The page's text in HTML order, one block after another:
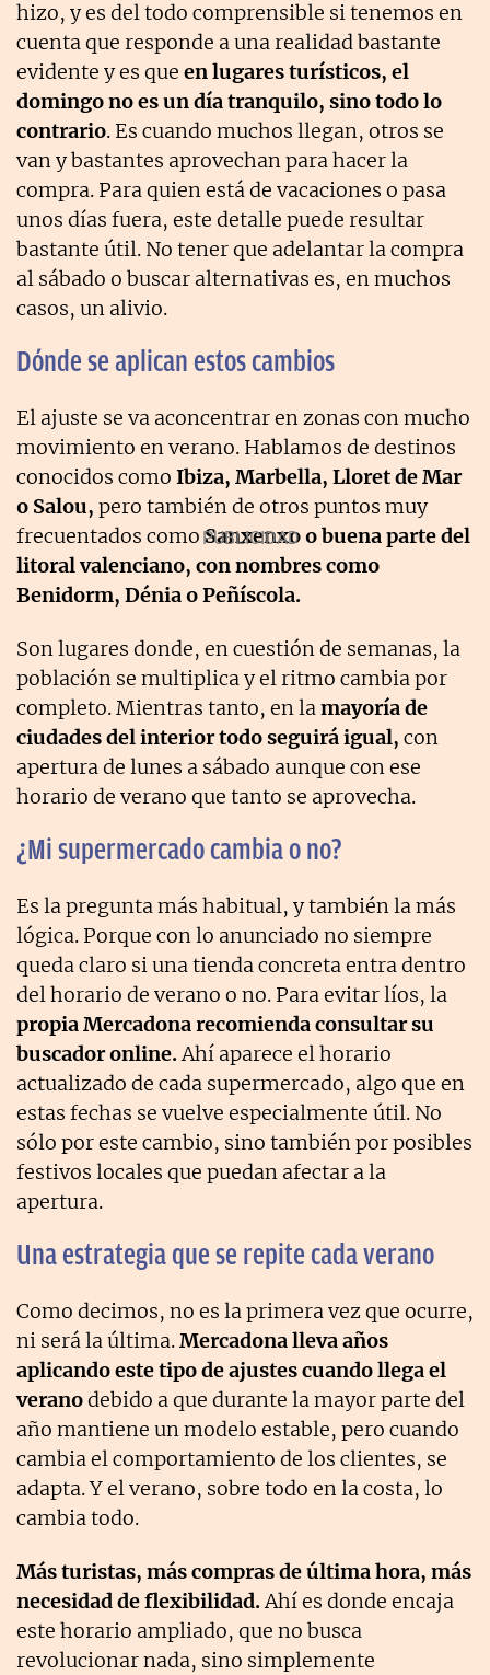
hizo, y es del todo comprensible si tenemos en
cuenta que responde a una realidad bastante
evidente y es que en lugares turísticos, el
domingo no es un día tranquilo, sino todo lo
contrario. Es cuando muchos llegan, otros se
van y bastantes aprovechan para hacer la
compra. Para quien está de vacaciones o pasa
unos días fuera, este detalle puede resultar
bastante útil. No tener que adelantar la compra
al sábado o buscar alternativas es, en muchos
casos, un alivio.
Dónde se aplican estos cambios
El ajuste se va aconcentrar en zonas con mucho
movimiento en verano. Hablamos de destinos
conocidos como Ibiza, Marbella, Lloret de Mar
o Salou, pero también de otros puntos muy
frecuentados comoSanxenxo o buena parte del
litoral valenciano, con nombres como
Benidorm, Dénia o Peñíscola.
Son lugares donde, en cuestión de semanas, la
población se multiplica y el ritmo cambia por
completo. Mientras tanto, en lamayoría de
ciudades del interior todo seguirá igual, con
apertura de lunes a sábado aunque con ese
horario de verano que tanto se aprovecha.
¿Mi supermercado cambia o no?
Es la pregunta más habitual, y también la más
lógica. Porque con lo anunciado no siempre
queda claro si una tienda concreta entra dentro
del horario de verano o no. Para evitar líos, la
propia Mercadona recomienda consultar su
buscador online.Ahí aparece el horario
actualizado de cada supermercado, algo que en
estas fechas se vuelve especialmente útil. No
sólo por este cambio, sino también por posibles
festivos locales que puedan afectar a la
apertura.
Una estrategia que se repite cada verano
Como decimos, no es la primera vez que ocurre,
ni será la última.Mercadona lleva años
aplicando este tipo de ajustes cuando llega el
veranodebido a que durante la mayor parte del
año mantiene un modelo estable, pero cuando
cambia el comportamiento de los clientes, se
adapta. Y el verano, sobre todo en la costa, lo
cambia todo.
Más turistas, más compras de última hora, más
necesidad de flexibilidad.Ahí es donde encaja
este horario ampliado, que no busca
revolucionar nada, sino simplemente